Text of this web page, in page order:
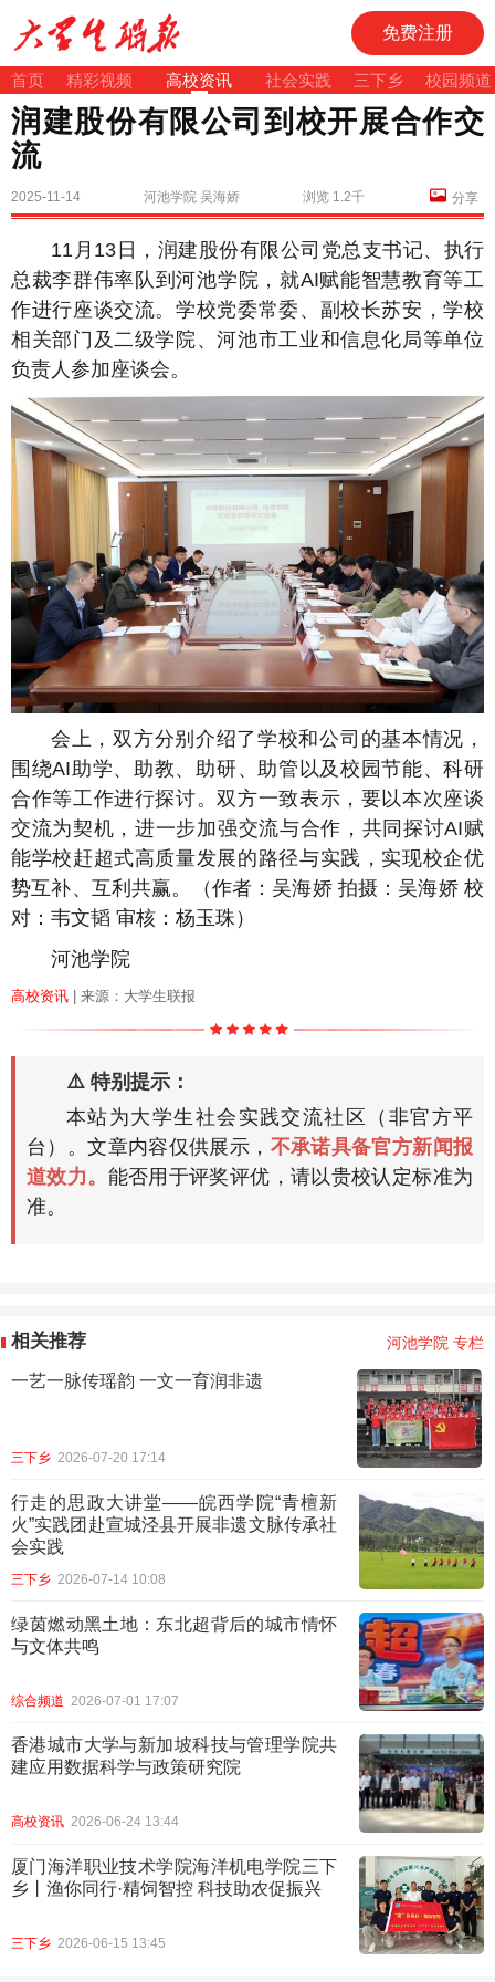
免费注册
首页 精彩视频 高校资讯 社会实践 三下乡 校园频道
润建股份有限公司到校开展合作交
流
2025-11-14 河池学院 吴海娇 浏览 1.2千 分享
11月13日，润建股份有限公司党总支书记、执行
总裁李群伟率队到河池学院，就AI赋能智慧教育等工
作进行座谈交流。学校党委常委、副校长苏安，学校
相关部门及二级学院、河池市工业和信息化局等单位
负责人参加座谈会。
会上，双方分别介绍了学校和公司的基本情况，
围绕AI助学、助教、助研、助管以及校园节能、科研
合作等工作进行探讨。双方一致表示，要以本次座谈
交流为契机，进一步加强交流与合作，共同探讨AI赋
能学校赶超式高质量发展的路径与实践，实现校企优
势互补、互利共赢。（作者：吴海娇 拍摄：吴海娇 校
对：韦文韬 审核：杨玉珠）
河池学院
高校资讯 | 来源：大学生联报
⚠️ 特别提示：
本站为大学生社会实践交流社区（非官方平
台）。文章内容仅供展示， 不承诺具备官方新闻报
道效力。 能否用于评奖评优，请以贵校认定标准为
准。
相关推荐 河池学院 专栏
一艺一脉传瑶韵 一文一育润非遗
三下乡 2026-07-20 17:14
行走的思政大讲堂——皖西学院“青檀新
火”实践团赴宣城泾县开展非遗文脉传承社
会实践
三下乡 2026-07-14 10:08
​绿茵燃动黑土地：东北超背后的城市情怀
与文体共鸣
综合频道 2026-07-01 17:07
香港城市大学与新加坡科技与管理学院共
建应用数据科学与政策研究院
高校资讯 2026-06-24 13:44
厦门海洋职业技术学院海洋机电学院三下
乡丨渔你同行·精饲智控 科技助农促振兴
三下乡 2026-06-15 13:45